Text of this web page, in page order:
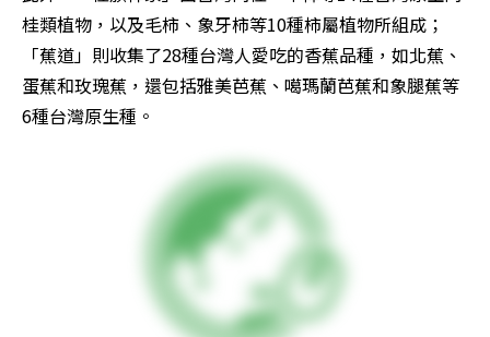
桂類植物，以及毛柿、象牙柿等10種柿屬植物所組成；
「蕉道」則收集了28種台灣人愛吃的香蕉品種，如北蕉、
蛋蕉和玫瑰蕉，還包括雅美芭蕉、噶瑪蘭芭蕉和象腿蕉等
6種台灣原生種。